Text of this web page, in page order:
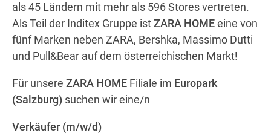
als 45 Ländern mit mehr als 596 Stores vertreten.
Als Teil der Inditex Gruppe istZARA HOMEeine von
fünf Marken neben ZARA, Bershka, Massimo Dutti
und Pull&Bear auf dem österreichischen Markt!
Für unsere ZARA HOME Filiale im Europark
(Salzburg) suchen wir eine/n
Verkäufer (m/w/d)